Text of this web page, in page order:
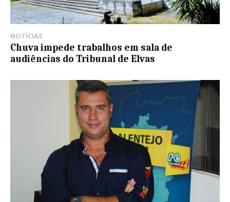
NOTÍCIAS
Chuva impede trabalhos em sala de
audiências do Tribunal de Elvas